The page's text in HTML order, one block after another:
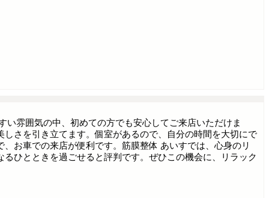
雰囲気の中、初めての方でも安心してご来店いただけま
さを引き立てます。個室があるので、自分の時間を大切にで
お車での来店が便利です。筋膜整体 あいすでは、心身のリ
ひとときを過ごせると評判です。ぜひこの機会に、リラック